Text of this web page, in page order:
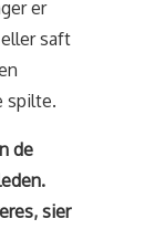
er
saft
spilte.
de
sier